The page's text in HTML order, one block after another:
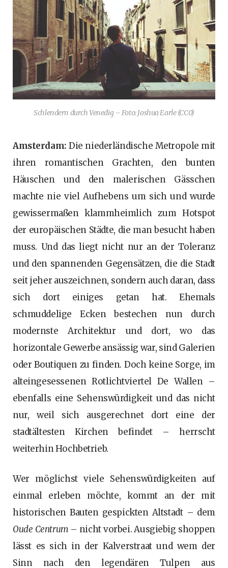
Schlendern durch Venedig – Foto: Joshua Earle (CC0)
Amsterdam: Die niederländische Metropole mit
ihren romantischen Grachten, den bunten
Häuschen und den malerischen Gässchen
machte nie viel Aufhebens um sich und wurde
gewissermaßen klammheimlich zum Hotspot
der europäischen Städte, die man besucht haben
muss. Und das liegt nicht nur an der Toleranz
und den spannenden Gegensätzen, die die Stadt
seit jeher auszeichnen, sondern auch daran, dass
sich dort einiges getan hat. Ehemals
schmuddelige Ecken bestechen nun durch
modernste Architektur und dort, wo das
horizontale Gewerbe ansässig war, sind Galerien
oder Boutiquen zu finden. Doch keine Sorge, im
alteingesessenen Rotlichtviertel De Wallen –
ebenfalls eine Sehenswürdigkeit und das nicht
nur, weil sich ausgerechnet dort eine der
stadtältesten Kirchen befindet – herrscht
weiterhin Hochbetrieb.
Wer möglichst viele Sehenswürdigkeiten auf
einmal erleben möchte, kommt an der mit
historischen Bauten gespickten Altstadt – dem
Oude Centrum– nicht vorbei. Ausgiebig shoppen
lässt es sich in der Kalverstraat und wem der
Sinn nach den legendären Tulpen aus